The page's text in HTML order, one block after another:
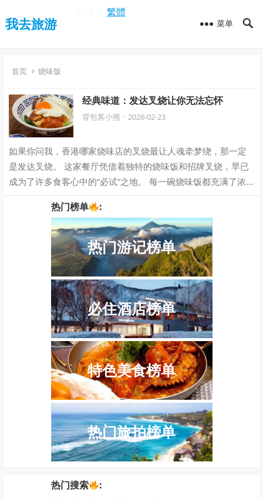
繁體
我去旅游 菜单
首页 烧味饭
经典味道：发达叉烧让你无法忘怀
背包客小熊 · 2026-02-23
如果你问我，香港哪家烧味店的叉烧最让人魂牵梦绕，那一定
是发达叉烧。 这家餐厅凭借着独特的烧味饭和招牌叉烧，早已
成为了许多食客心中的“必试”之地。 每一碗烧味饭都充满了浓
热门榜单 :
热门游记榜单
必住酒店榜单
特色美食榜单
热门旅拍榜单
热门搜索
: